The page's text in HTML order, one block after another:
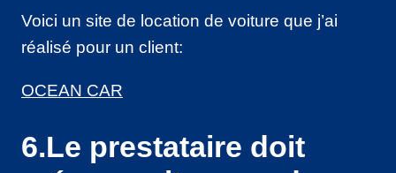
Voici un site de location de voiture que j’ai
réalisé pour un client:
OCEAN CAR
6.Le prestataire doit